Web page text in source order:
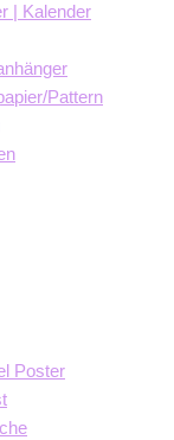
| Kalender
Pattern
Poster